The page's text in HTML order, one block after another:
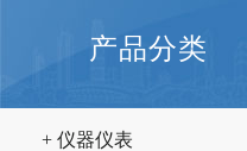
产品分类
+ 仪器仪表